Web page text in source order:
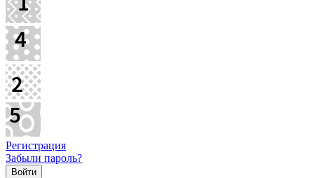
Регистрация
Забыли пароль?